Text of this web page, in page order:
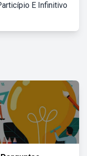
E Infinitivo